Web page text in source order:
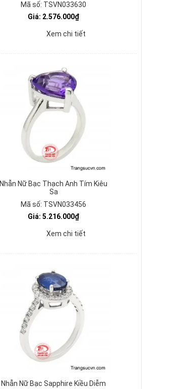
Mã số: TSVN033630
Giá: 2.576.000₫
Xem chi tiết
Nhẫn Nữ Bạc Thạch Anh Tím Kiêu
Sa
Mã số: TSVN033456
Giá: 5.216.000₫
Xem chi tiết
Nhẫn Nữ Bạc Sapphire Kiều Diễm